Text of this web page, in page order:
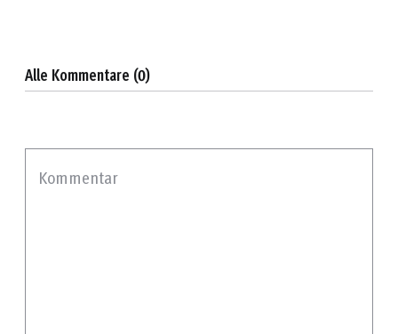
Alle Kommentare (0)
Kommentar